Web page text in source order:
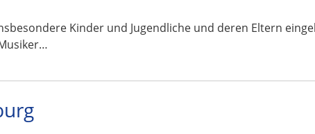
Kinder und Jugendliche und deren Eltern